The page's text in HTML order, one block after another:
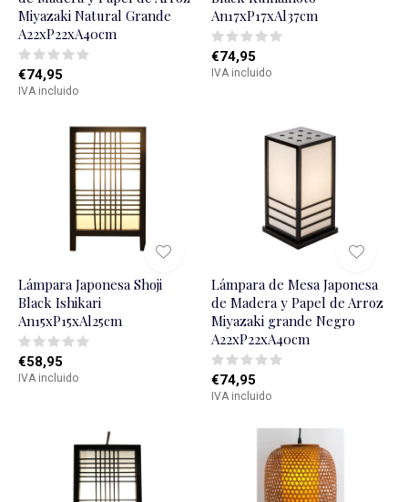
Miyazaki Natural Grande
A22xP22xA40cm
€74,95
IVA incluido
An17xP17xAl37cm
€74,95
IVA incluido
Lámpara Japonesa Shoji
Black Ishikari
An15xP15xAl25cm
€58,95
IVA incluido
Lámpara de Mesa Japonesa
de Madera y Papel de Arroz
Miyazaki grande Negro
A22xP22xA40cm
€74,95
IVA incluido